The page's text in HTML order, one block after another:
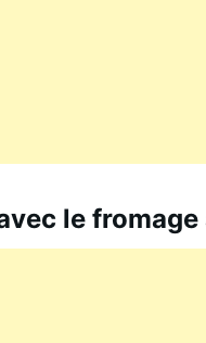
le fromage